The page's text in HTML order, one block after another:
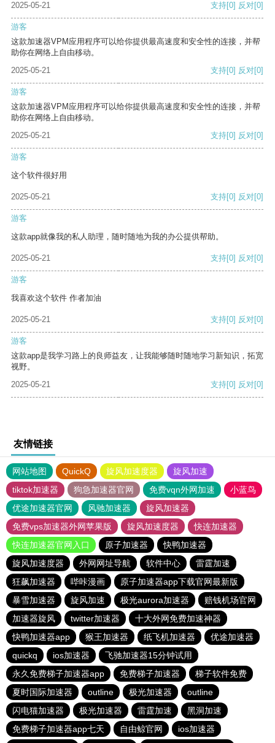
2025-05-21 支持[0] 反对[0]
游客
这款加速器VPM应用程序可以给你提供最高速度和安全性的连接，并帮
助你在网络上自由移动。
2025-05-21
支持[0] 反对[0]
游客
这款加速器VPM应用程序可以给你提供最高速度和安全性的连接，并帮
助你在网络上自由移动。
2025-05-21
支持[0] 反对[0]
游客
这个软件很好用
2025-05-21 支持[0] 反对[0]
游客
这款app就像我的私人助理，随时随地为我的办公提供帮助。
2025-05-21 支持[0] 反对[0]
游客
我喜欢这个软件 作者加油
2025-05-21 支持[0] 反对[0]
游客
这款app是我学习路上的良师益友，让我能够随时随地学习新知识，拓宽
视野。
2025-05-21
支持[0] 反对[0]
友情链接
网站地图 QuickQ 旋风加速度器
旋风加速
tiktok加速器
狗急加速器官网 免费vqn外网加速
小蓝鸟
优途加速器官网
风驰加速器
旋风加速器
免费vps加速器外网苹果版
旋风加速度器
快连加速器
快连加速器官网入口
原子加速器
快鸭加速器
旋风加速度器
外网网址导航 软件中心
雷霆加速
狂飙加速器
哔咔漫画
原子加速器app下载官网最新版
暴雪加速器
旋风加速 极光aurora加速器
赔钱机场官网
加速器旋风
twitter加速器
十大外网免费加速神器
快鸭加速器app
猴王加速器 纸飞机加速器
优途加速器
quickq
ios加速器
飞驰加速器15分钟试用
永久免费梯子加速器app
免费梯子加速器
梯子软件免费
夏时国际加速器
outline 极光加速器
outline
闪电猫加速器
极光加速器 雷霆加速
黑洞加速
免费梯子加速器app七天
自由鲸官网
ios加速器